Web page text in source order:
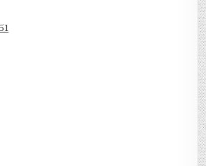
SHOP in Sham Shui